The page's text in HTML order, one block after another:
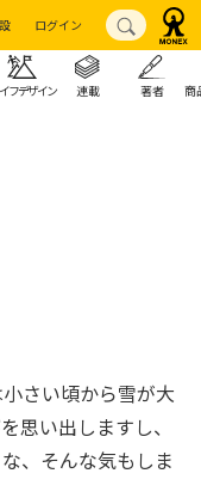
ログイン
フデザイン 連載 著者 商
さい頃から雪が大
思い出しますし、
、そんな気もしま